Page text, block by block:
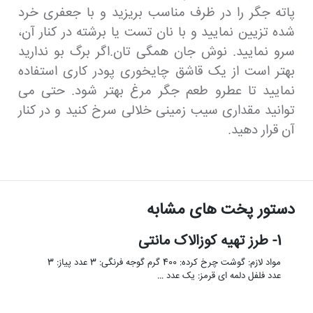
پاته جگر را در ظرف مناسب بریزید و با جعفری خرد
شده تزیین نمایید و با نان تست یا برشته در کنار آن،
سرو نمایید. نوش جان همگی تان.اگر برگ بو ندارید
بهتر است از یک قاشق چایخوری پودر کاری استفاده
نمایید تا عطرو طعم جگر مرغ بهتر شود. حتی می
توانید مقداری سیب زمینی خلالی سرخ کنید و در کنار
آن قرار دهید.
دستور پخت های مشابه
1- طرز تهیه کوزالاک مانتی
مواد لازم: گوشت چرخ کرده: 400 گرم گوجه فرنگی: 3 عدد پیاز: 3
عدد فلفل دلمه ای قرمز: یک عدد …